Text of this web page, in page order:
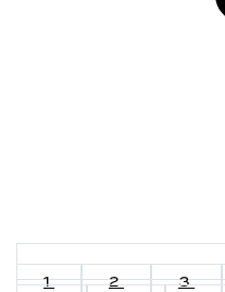
1 2 3